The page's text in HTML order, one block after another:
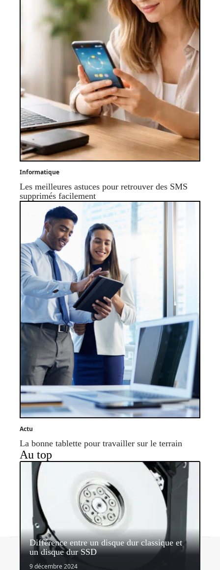
Informatique
Les meilleures astuces pour retrouver des SMS
supprimés facilement
Actu
La bonne tablette pour travailler sur le terrain
Au top
Différence entre un disque dur classique et
un disque dur SSD
9 décembre 2024© 2026 | mobiles-infos.com
Contact Mentions légales Sitemap